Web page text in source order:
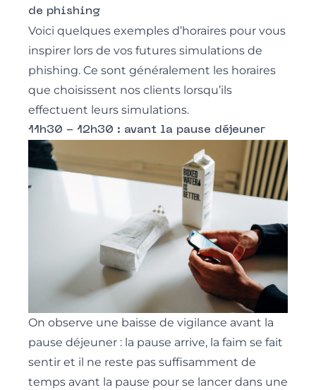
de phishing
Voici quelques exemples d’horaires pour vous
inspirer lors de vos futures simulations de
phishing. Ce sont généralement les horaires
que choisissent nos clients lorsqu’ils
effectuent leurs simulations.
11h30 - 12h30 : avant la pause déjeuner
On observe une baisse de vigilance avant la
pause déjeuner : la pause arrive, la faim se fait
sentir et il ne reste pas suffisamment de
temps avant la pause pour se lancer dans une